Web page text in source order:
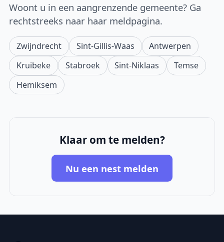
Woont u in een aangrenzende gemeente? Ga
rechtstreeks naar haar meldpagina.
Zwijndrecht Sint-Gillis-Waas
Antwerpen
Kruibeke
Stabroek Sint-Niklaas
Temse
Hemiksem
Klaar om te melden?
Nu een nest melden